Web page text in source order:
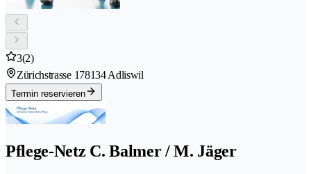
3(2)
Zürichstrasse 178134 Adliswil
Termin reservieren
Pflege-Netz C. Balmer / M. Jäger